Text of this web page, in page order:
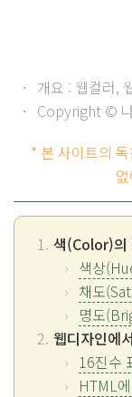
개요 : 웹컬러,
Copyright ©
* 본 사이트의
색(Color)의
색상
채도
명도
웹디자인에
16진수
HTML